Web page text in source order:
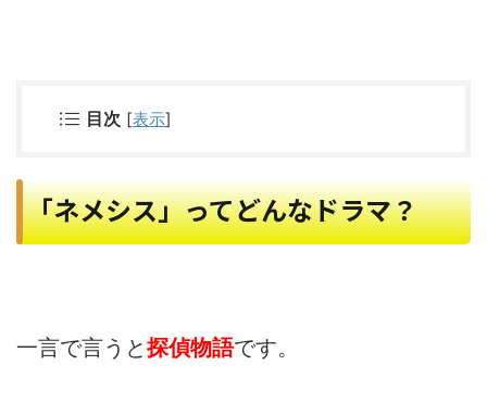
目次 [表示]
「ネメシス」ってどんなドラマ？
一言で言うと探偵物語です。